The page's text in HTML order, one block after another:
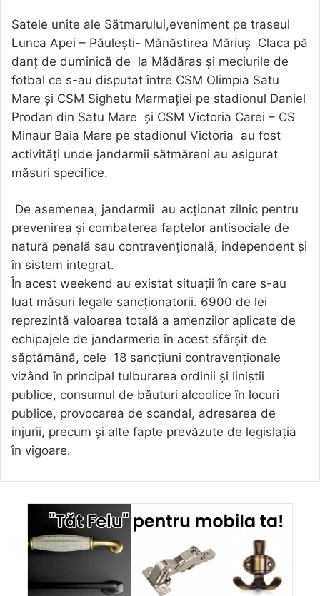
Satele unite ale Sătmarului,eveniment pe traseul
Lunca Apei – Păulești- Mănăstirea Măriuș Claca pă
danț de duminică de la Mădăras și meciurile de
fotbal ce s-au disputat între CSM Olimpia Satu
Mare și CSM Sighetu Marmației pe stadionul Daniel
Prodan din Satu Mare și CSM Victoria Carei – CS
Minaur Baia Mare pe stadionul Victoria au fost
activități unde jandarmii sătmăreni au asigurat
măsuri specifice.
De asemenea, jandarmii au acționat zilnic pentru
prevenirea și combaterea faptelor antisociale de
natură penală sau contravențională, independent și
în sistem integrat.
În acest weekend au existat situații în care s-au
luat măsuri legale sancționatorii. 6900 de lei
reprezintă valoarea totală a amenzilor aplicate de
echipajele de jandarmerie în acest sfârșit de
săptămână, cele 18 sancțiuni contravenționale
vizând în principal tulburarea ordinii și liniștii
publice, consumul de băuturi alcoolice în locuri
publice, provocarea de scandal, adresarea de
injurii, precum și alte fapte prevăzute de legislația
în vigoare.